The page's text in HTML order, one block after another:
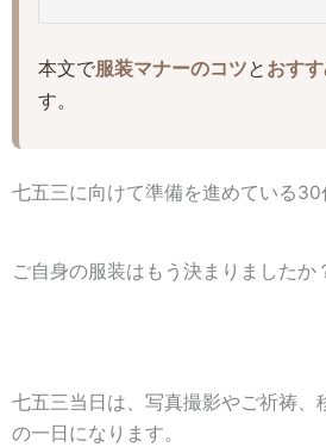
本文で服装マナーのコツと おす
す。
七五三に向けて準備を進めている30
ご自身の服装はもう決まりましたか
七五三当日は、写真撮影やご祈祷、
の一日になります。